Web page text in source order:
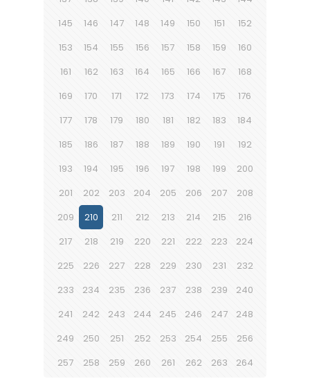
145
146 147 148 149 150 151
152
153
154 155 156 157 158 159
160
161
162 163 164 165 166 167
168
169
170 171 172 173 174 175
176
177
178 179 180 181 182 183
184
185
186 187 188 189 190 191
192
193
194 195 196 197 198 199
200
201
202 203 204 205 206 207
208
209
210 211 212 213 214 215
216
217
218 219 220 221 222 223
224
225
226 227 228 229 230 231
232
233
234 235 236 237 238 239
240
241
242 243 244 245 246 247
248
249
250 251 252 253 254 255
256
257
258 259 260 261 262 263 264